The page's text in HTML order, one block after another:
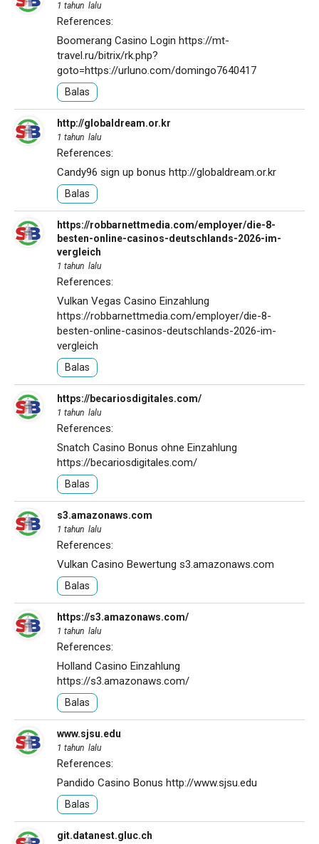
1 tahun lalu
References:
Boomerang Casino Login https://mt-
travel.ru/bitrix/rk.php?
goto=https://urluno.com/domingo7640417
Balas
http://globaldream.or.kr
1 tahun lalu
References:
Candy96 sign up bonus http://globaldream.or.kr
Balas
https://robbarnettmedia.com/employer/die-8-
besten-online-casinos-deutschlands-2026-im-
vergleich
1 tahun lalu
References:
Vulkan Vegas Casino Einzahlung
https://robbarnettmedia.com/employer/die-8-
besten-online-casinos-deutschlands-2026-im-
vergleich
Balas
https://becariosdigitales.com/
1 tahun lalu
References:
Snatch Casino Bonus ohne Einzahlung
https://becariosdigitales.com/
Balas
s3.amazonaws.com
1 tahun lalu
References:
Vulkan Casino Bewertung s3.amazonaws.com
Balas
https://s3.amazonaws.com/
1 tahun lalu
References:
Holland Casino Einzahlung
https://s3.amazonaws.com/
Balas
www.sjsu.edu
1 tahun lalu
References:
Pandido Casino Bonus http://www.sjsu.edu
Balas
git.datanest.gluc.ch